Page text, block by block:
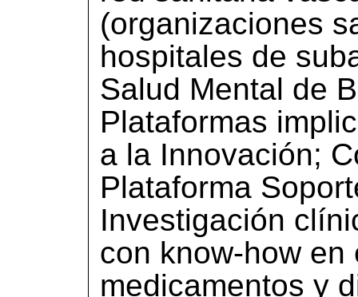
(organizaciones
hospitales de
Salud Mental de
Plataformas
a la Innovación;
Plataforma
Investigación
con know-how
medicamentos y